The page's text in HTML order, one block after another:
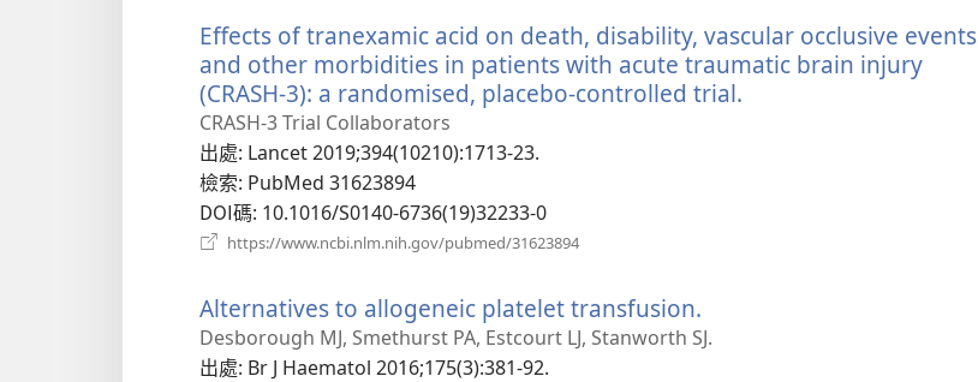
視
窗）
Effects of tranexamic acid on death, disability, vascular occlusive events
and other morbidities in patients with acute traumatic brain injury
(CRASH-3): a randomised, placebo-controlled trial.
CRASH-3 Trial Collaborators
出處‎: Lancet 2019;394(10210):1713-23.
檢索‎: PubMed 31623894
DOI碼‎: 10.1016/S0140-6736(19)32233-0
https://www.ncbi.nlm.nih.gov/pubmed/31623894
視
窗）
Alternatives to allogeneic platelet transfusion.
啟
Desborough MJ, Smethurst PA, Estcourt LJ, Stanworth SJ.
出處‎: Br J Haematol 2016;175(3):381-92.